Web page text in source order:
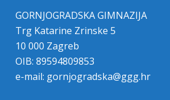
GORNJOGRADSKA GIMNAZIJA
Trg Katarine Zrinske 5
10 000 Zagreb
OIB: 89594809853
e-mail: gornjogradska@ggg.hr